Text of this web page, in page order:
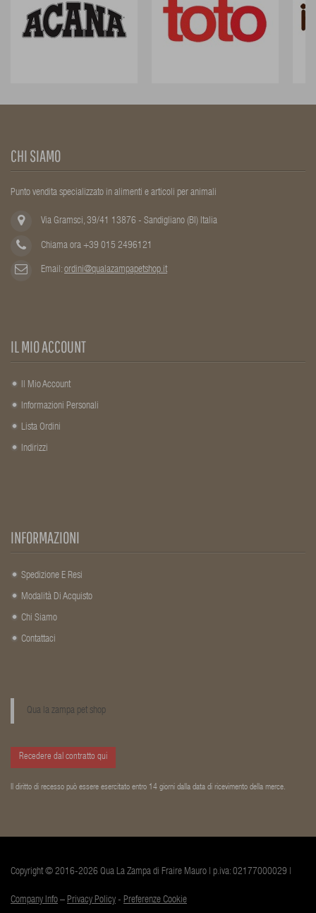
CHI SIAMO
Punto vendita specializzato in alimenti e articoli per animali
Via Gramsci, 39/41 13876 - Sandigliano (BI) Italia
Chiama ora +39 015 2496121
Email: ordini@qualazampapetshop.it
IL MIO ACCOUNT
Il Mio Account
Informazioni Personali
Lista Ordini
Indirizzi
INFORMAZIONI
Spedizione E Resi
Modalità Di Acquisto
Chi Siamo
Contattaci
Qua la zampa pet shop
Recedere dal contratto qui
Il diritto di recesso può essere esercitato entro 14 giorni dalla data di ricevimento della merce.
Copyright © 2016-2026 Qua La Zampa di Fraire Mauro | p.iva: 02177000029 |
Company Info – Privacy Policy - Preferenze Cookie